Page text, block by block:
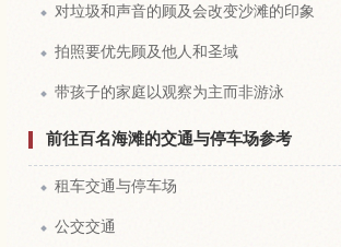
对垃圾和声音的顾及会改变沙滩的印象
拍照要优先顾及他人和圣域
带孩子的家庭以观察为主而非游泳
前往百名海滩的交通与停车场参考
租车交通与停车场
公交交通